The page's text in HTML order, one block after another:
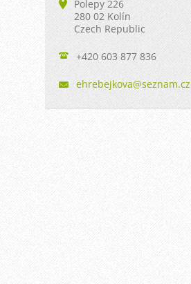
Polepy 226
280 02 Kolín
Czech Republic
+420 603 877 836
ehrebejkova@seznam.cz